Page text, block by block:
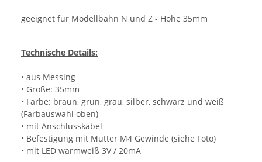
geeignet für Modellbahn N und Z - Höhe 35mm
Technische Details:
• aus Messing
• Größe: 35mm
• Farbe: braun, grün, grau, silber, schwarz und weiß
(Farbauswahl oben)
• mit Anschlusskabel
• Befestigung mit Mutter M4 Gewinde (siehe Foto)
• mit LED warmweiß 3V / 20mA